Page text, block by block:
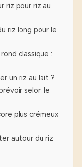
riz pour riz au
riz long pour le
classique :
un riz au lait ?
selon le
plus crémeux
autour du riz